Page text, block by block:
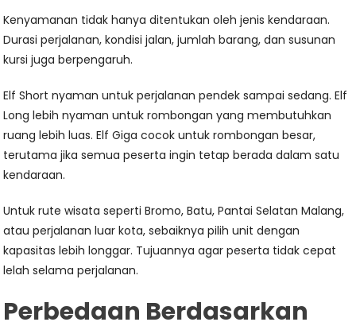
Kenyamanan tidak hanya ditentukan oleh jenis kendaraan.
Durasi perjalanan, kondisi jalan, jumlah barang, dan susunan
kursi juga berpengaruh.
Elf Short nyaman untuk perjalanan pendek sampai sedang. Elf
Long lebih nyaman untuk rombongan yang membutuhkan
ruang lebih luas. Elf Giga cocok untuk rombongan besar,
terutama jika semua peserta ingin tetap berada dalam satu
kendaraan.
Untuk rute wisata seperti Bromo, Batu, Pantai Selatan Malang,
atau perjalanan luar kota, sebaiknya pilih unit dengan
kapasitas lebih longgar. Tujuannya agar peserta tidak cepat
lelah selama perjalanan.
Perbedaan Berdasarkan